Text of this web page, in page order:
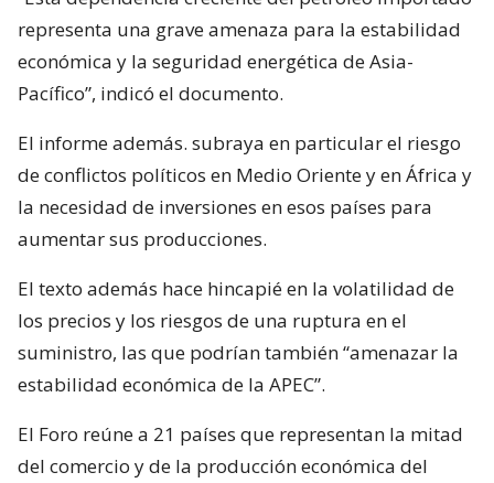
representa una grave amenaza para la estabilidad
económica y la seguridad energética de Asia-
Pacífico”, indicó el documento.
El informe además. subraya en particular el riesgo
de conflictos políticos en Medio Oriente y en África y
la necesidad de inversiones en esos países para
aumentar sus producciones.
El texto además hace hincapié en la volatilidad de
los precios y los riesgos de una ruptura en el
suministro, las que podrían también “amenazar la
estabilidad económica de la APEC”.
El Foro reúne a 21 países que representan la mitad
del comercio y de la producción económica del